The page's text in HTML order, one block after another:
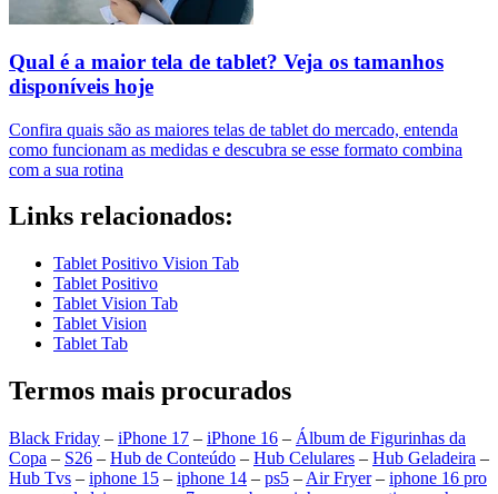
Qual é a maior tela de tablet? Veja os tamanhos
disponíveis hoje
Confira quais são as maiores telas de tablet do mercado, entenda
como funcionam as medidas e descubra se esse formato combina
com a sua rotina
Links relacionados:
Tablet Positivo Vision Tab
Tablet Positivo
Tablet Vision Tab
Tablet Vision
Tablet Tab
Termos mais procurados
Black Friday – iPhone 17 – iPhone 16 – Álbum de Figurinhas da
Copa – S26 – Hub de Conteúdo – Hub Celulares – Hub Geladeira –
Hub Tvs – iphone 15 – iphone 14 – ps5 – Air Fryer– iphone 16 pro